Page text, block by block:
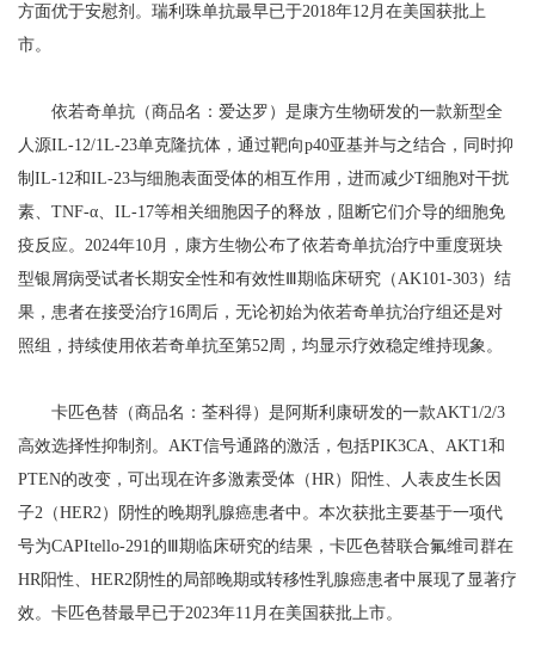
方面优于安慰剂。瑞利珠单抗最早已于2018年12月在美国获批上
市。
依若奇单抗（商品名：爱达罗）是康方生物研发的一款新型全
人源IL-12/1L-23单克隆抗体，通过靶向p40亚基并与之结合，同时抑
制IL-12和IL-23与细胞表面受体的相互作用，进而减少T细胞对干扰
素、TNF-α、IL-17等相关细胞因子的释放，阻断它们介导的细胞免
疫反应。2024年10月，康方生物公布了依若奇单抗治疗中重度斑块
型银屑病受试者长期安全性和有效性Ⅲ期临床研究（AK101-303）结
果，患者在接受治疗16周后，无论初始为依若奇单抗治疗组还是对
照组，持续使用依若奇单抗至第52周，均显示疗效稳定维持现象。
卡匹色替（商品名：荃科得）是阿斯利康研发的一款AKT1/2/3
高效选择性抑制剂。AKT信号通路的激活，包括PIK3CA、AKT1和
PTEN的改变，可出现在许多激素受体（HR）阳性、人表皮生长因
子2（HER2）阴性的晚期乳腺癌患者中。本次获批主要基于一项代
号为CAPItello-291的Ⅲ期临床研究的结果，卡匹色替联合氟维司群在
HR阳性、HER2阴性的局部晚期或转移性乳腺癌患者中展现了显著疗
效。卡匹色替最早已于2023年11月在美国获批上市。